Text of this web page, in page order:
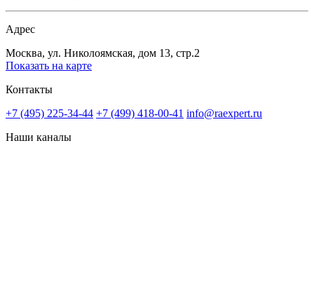
Адрес
Москва, ул. Николоямская, дом 13, стр.2
Показать на карте
Контакты
+7 (495) 225-34-44 +7 (499) 418-00-41 info@raexpert.ru
Наши каналы